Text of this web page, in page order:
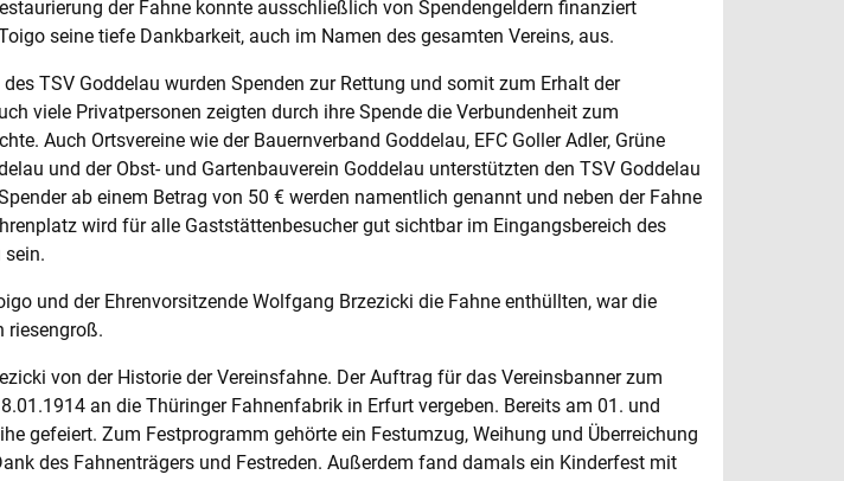
der Fahne konnte ausschließlich von Spendengeldern finanziert
seine tiefe Dankbarkeit, auch im Namen des gesamten Vereins, aus.
TSV Goddelau wurden Spenden zur Rettung und somit zum Erhalt der
viele Privatpersonen zeigten durch ihre Spende die Verbundenheit zum
Auch Ortsvereine wie der Bauernverband Goddelau, EFC Goller Adler, Grüne
und der Obst- und Gartenbauverein Goddelau unterstützten den TSV Goddelau
ab einem Betrag von 50 € werden namentlich genannt und neben der Fahne
wird für alle Gaststättenbesucher gut sichtbar im Eingangsbereich des
sein.
und der Ehrenvorsitzende Wolfgang Brzezicki die Fahne enthüllten, war die
riesengroß.
von der Historie der Vereinsfahne. Der Auftrag für das Vereinsbanner zum
an die Thüringer Fahnenfabrik in Erfurt vergeben. Bereits am 01. und
gefeiert. Zum Festprogramm gehörte ein Festumzug, Weihung und Überreichung
des Fahnenträgers und Festreden. Außerdem fand damals ein Kinderfest mit